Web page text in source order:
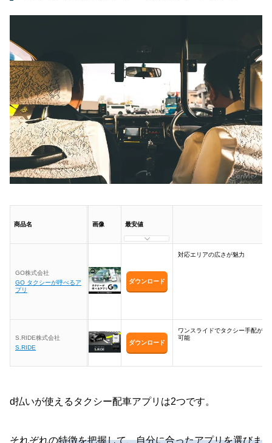
商品名 画像 最安値
GO株式会社
GO タクシーが呼べるア
プリ
ダウンロード
対応エリアの広さが魅力
S.RIDE株式会社
S.RIDE
ダウンロード
ワンスライドでタクシー手配が
可能
d払いが使えるタクシー配車アプリは2つです。
それぞれの特徴を把握して、自分に合ったアプリを選びま